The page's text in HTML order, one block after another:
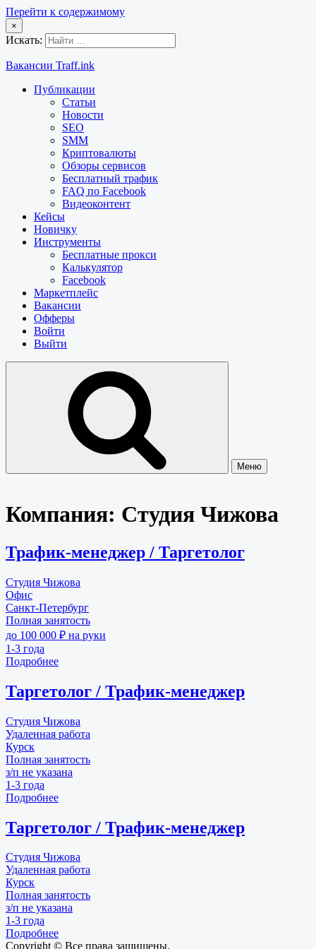
Перейти к содержимому
×
Искать:
Вакансии Traff.ink
Публикации
Статьи
Новости
SEO
SMM
Криптовалюты
Обзоры сервисов
Бесплатный трафик
FAQ по Facebook
Видеоконтент
Кейсы
Новичку
Инструменты
Бесплатные прокси
Калькулятор
Facebook
Маркетплейс
Вакансии
Офферы
Войти
Выйти
Меню
Компания: Студия Чижова
Трафик-менеджер / Таргетолог
Студия Чижова
Офис
Санкт-Петербург
Полная занятость
до 100 000 ₽ на руки
1-3 года
Подробнее
Таргетолог / Трафик-менеджер
Студия Чижова
Удаленная работа
Курск
Полная занятость
з/п не указана
1-3 года
Подробнее
Таргетолог / Трафик-менеджер
Студия Чижова
Удаленная работа
Курск
Полная занятость
з/п не указана
1-3 года
Подробнее
Copyright © Все права защищены.